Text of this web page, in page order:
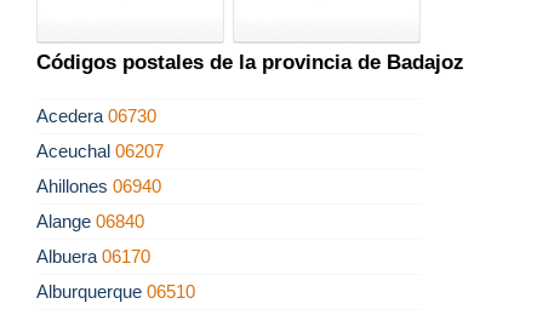
Códigos postales de la provincia de Badajoz
Acedera 06730
Aceuchal 06207
Ahillones 06940
Alange 06840
Albuera 06170
Alburquerque 06510